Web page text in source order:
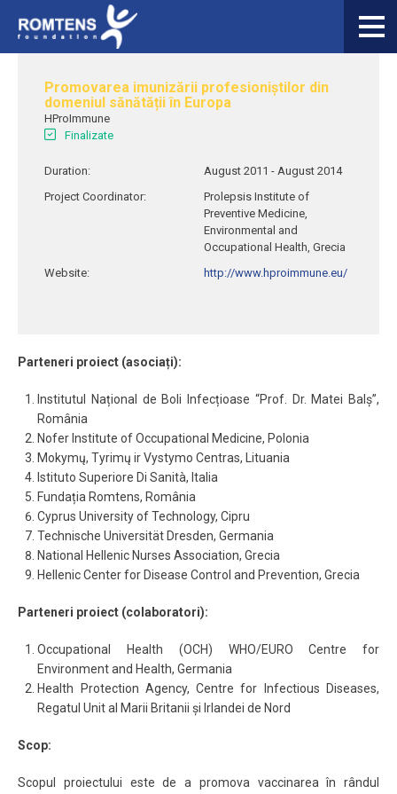
Skip to main content
Despre noi
Activitati / servicii furnizate
Search form
Promovarea imunizării profesioniștilor din
domeniul sănătății în Europa
HProImmune
Finalizate
Duration:
August 2011 - August 2014
Project Coordinator:
Prolepsis Institute of
Preventive Medicine,
Environmental and
Occupational Health, Grecia
Website:
http://www.hproimmune.eu/
Parteneri proiect (asociați):
Institutul Național de Boli Infecțioase “Prof. Dr. Matei Balș”,
România
Nofer Institute of Occupational Medicine, Polonia
Mokymų, Tyrimų ir Vystymo Centras, Lituania
Istituto Superiore Di Sanità, Italia
Fundația Romtens, România
Cyprus University of Technology, Cipru
Technische Universität Dresden, Germania
National Hellenic Nurses Association, Grecia
Hellenic Center for Disease Control and Prevention, Grecia
Parteneri proiect (colaboratori):
Occupational Health (OCH) WHO/EURO Centre for
Environment and Health, Germania
Health Protection Agency, Centre for Infectious Diseases,
Regatul Unit al Marii Britanii și Irlandei de Nord
Scop:
Scopul proiectului este de a promova vaccinarea în rândul